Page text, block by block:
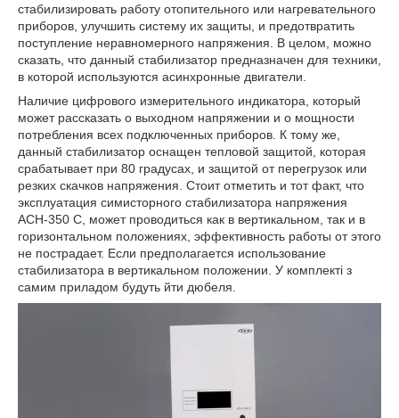
стабилизировать работу отопительного или нагревательного
приборов, улучшить систему их защиты, и предотвратить
поступление неравномерного напряжения. В целом, можно
сказать, что данный стабилизатор предназначен для техники,
в которой используются асинхронные двигатели.
Наличие цифрового измерительного индикатора, который
может рассказать о выходном напряжении и о мощности
потребления всех подключенных приборов. К тому же,
данный стабилизатор оснащен тепловой защитой, которая
срабатывает при 80 градусах, и защитой от перегрузок или
резких скачков напряжения. Стоит отметить и тот факт, что
эксплуатация симисторного стабилизатора напряжения
АСН-350 С, может проводиться как в вертикальном, так и в
горизонтальном положениях, эффективность работы от этого
не пострадает. Если предполагается использование
стабилизатора в вертикальном положении. У комплекті з
самим приладом будуть йти дюбеля.